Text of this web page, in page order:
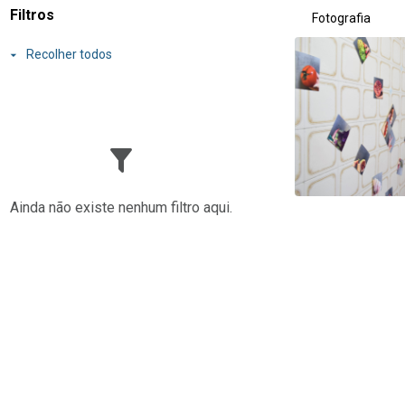
Filtros
Recolher todos
Ainda não existe nenhum filtro aqui.
Resultados da
Fotografia